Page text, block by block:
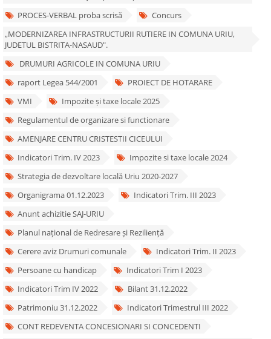
PROCES-VERBAL proba scrisă
Concurs
„MODERNIZAREA INFRASTRUCTURII RUTIERE IN COMUNA URIU,
JUDETUL BISTRITA-NASAUD".
DRUMURI AGRICOLE IN COMUNA URIU
raport Legea 544/2001
PROIECT DE HOTARARE
VMI
Impozite și taxe locale 2025
Regulamentul de organizare si functionare
AMENJARE CENTRU CRISTESTII CICEULUI
Indicatori Trim. IV 2023
Impozite si taxe locale 2024
Strategia de dezvoltare locală Uriu 2020-2027
Organigrama 01.12.2023
Indicatori Trim. III 2023
Anunt achizitie SAJ-URIU
Planul național de Redresare și Reziliență
Cerere aviz Drumuri comunale
Indicatori Trim. II 2023
Persoane cu handicap
Indicatori Trim I 2023
Indicatori Trim IV 2022
Bilant 31.12.2022
Patrimoniu 31.12.2022
Indicatori Trimestrul III 2022
CONT REDEVENTA CONCESIONARI SI CONCEDENTI